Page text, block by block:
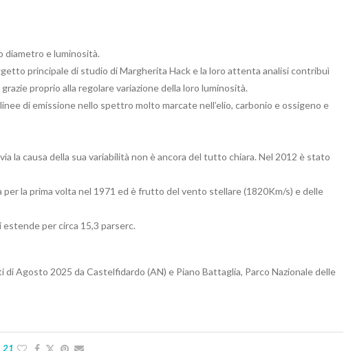
diametro e luminosità.
principale di studio di Margherita Hack e la loro attenta analisi contribuì
proprio alla regolare variazione della loro luminosità.
di emissione nello spettro molto marcate nell’elio, carbonio e ossigeno e
la causa della sua variabilità non è ancora del tutto chiara. Nel 2012 è stato
la prima volta nel 1971 ed è frutto del vento stellare (1820Km/s) e delle
estende per circa 15,3 parserc.
Agosto 2025 da Castelfidardo (AN) e Piano Battaglia, Parco Nazionale delle
21